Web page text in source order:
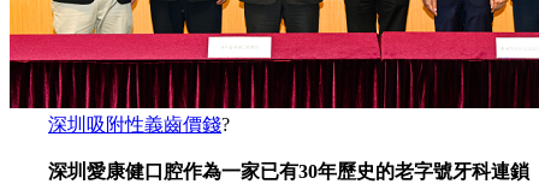
深圳吸附性義齒價錢?
深圳愛康健口腔作為一家已有30年歷史的老字號牙科連鎖